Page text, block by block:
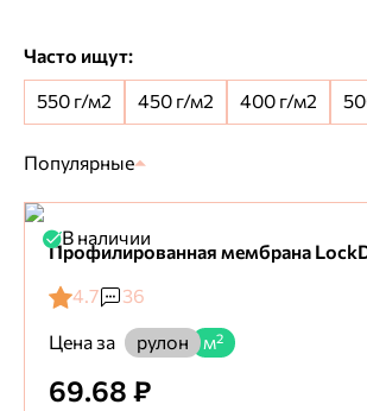
Часто ищут:
550 г/м2
450 г/м2 400 г/м2
Популярные
В наличии
Профилированная мембрана
4.7
36
Цена за
рулон м²
69.68 ₽